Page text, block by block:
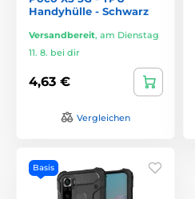
Handyhülle - Schwarz
Versandbereit, am Dienstag
11. 8. bei dir
4,63 €
Vergleichen
Basis